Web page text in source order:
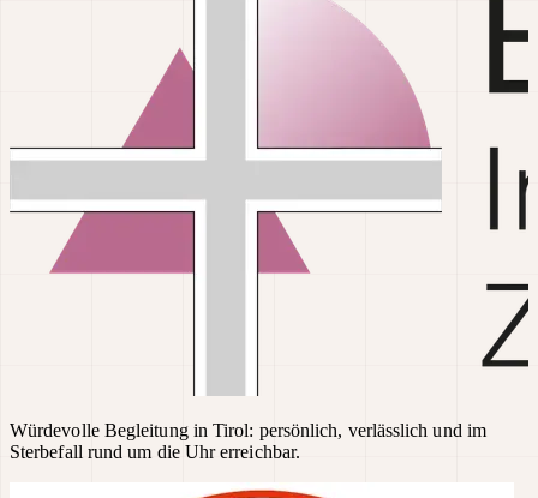
Würdevolle Begleitung in Tirol: persönlich, verlässlich und im
Sterbefall rund um die Uhr erreichbar.